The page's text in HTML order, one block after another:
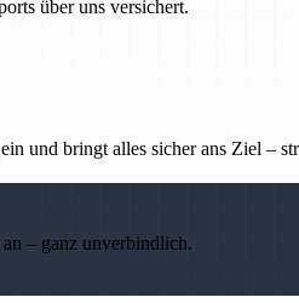
über uns versichert.
und bringt alles sicher ans Ziel –
– ganz unverbindlich.